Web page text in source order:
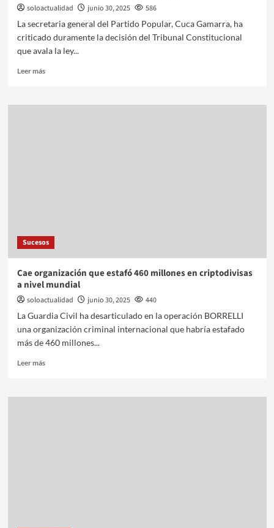
soloactualidad junio 30, 2025
586
La secretaria general del Partido Popular, Cuca Gamarra, ha
criticado duramente la decisión del Tribunal Constitucional
que avala la ley...
Leer más
Sucesos
Cae organización que estafó 460 millones en criptodivisas
a nivel mundial
soloactualidad junio 30, 2025
440
La Guardia Civil ha desarticulado en la operación BORRELLI
una organización criminal internacional que habría estafado
más de 460 millones...
Leer más